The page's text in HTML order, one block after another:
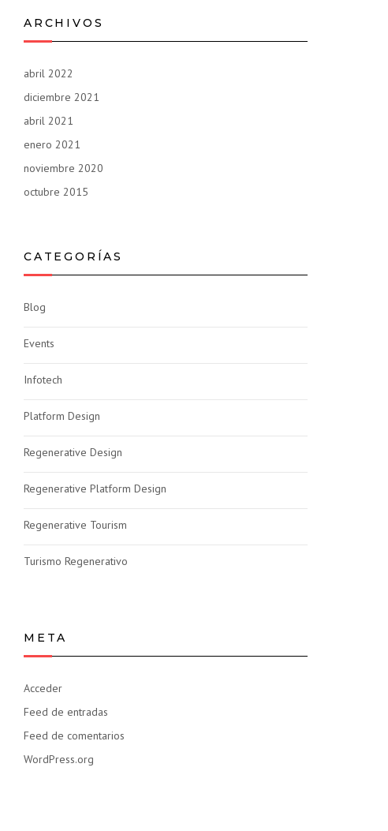
ARCHIVOS
abril 2022
diciembre 2021
abril 2021
enero 2021
noviembre 2020
octubre 2015
CATEGORÍAS
Blog
Events
Infotech
Platform Design
Regenerative Design
Regenerative Platform Design
Regenerative Tourism
Turismo Regenerativo
META
Acceder
Feed de entradas
Feed de comentarios
WordPress.org